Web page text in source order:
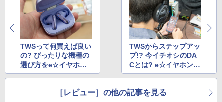
TWSって何買えば良い
の? ぴったりな機種の
選び方をe☆イヤホン
で聞いた
TWSからステップアッ
プ!? 今イチオシのDA
Cとは? e☆イヤホンで
教えてもらった
［レビュー］の他の記事を見る